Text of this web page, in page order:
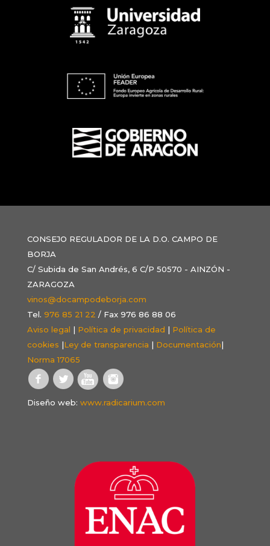
CONSEJO REGULADOR DE LA D.O. CAMPO DE
BORJA
C/ Subida de San Andrés, 6 C/P 50570 - AINZÓN -
ZARAGOZA
vinos@docampodeborja.com
Tel. 976 85 21 22 / Fax 976 86 88 06
Aviso legal | Política de privacidad | Política de
cookies |Ley de transparencia | Documentación|
Norma 17065
Diseño web: www.radicarium.com